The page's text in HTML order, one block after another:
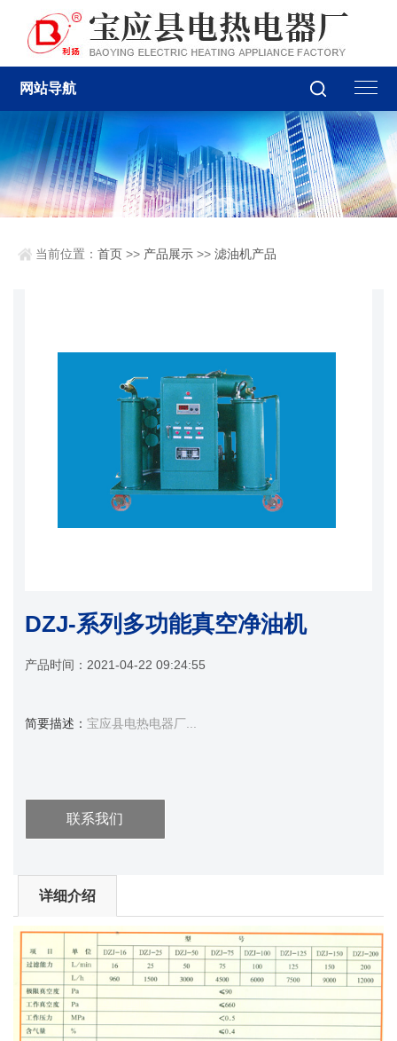
网站导航
当前位置：首页 >> 产品展示 >>滤油机产品
DZJ-系列多功能真空净油机
产品时间： 2021-04-22 09:24:55
简要描述： 宝应县电热电器厂...
联系我们
详细介绍